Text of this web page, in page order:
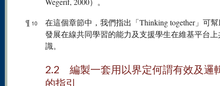
¶ 10
在這個章節中，我們指出「Thinking together」可
發展在線共同學習的能力及支援學生在維基平台
識。
2.2 編製一套用以界定何謂有效及邏
的指引